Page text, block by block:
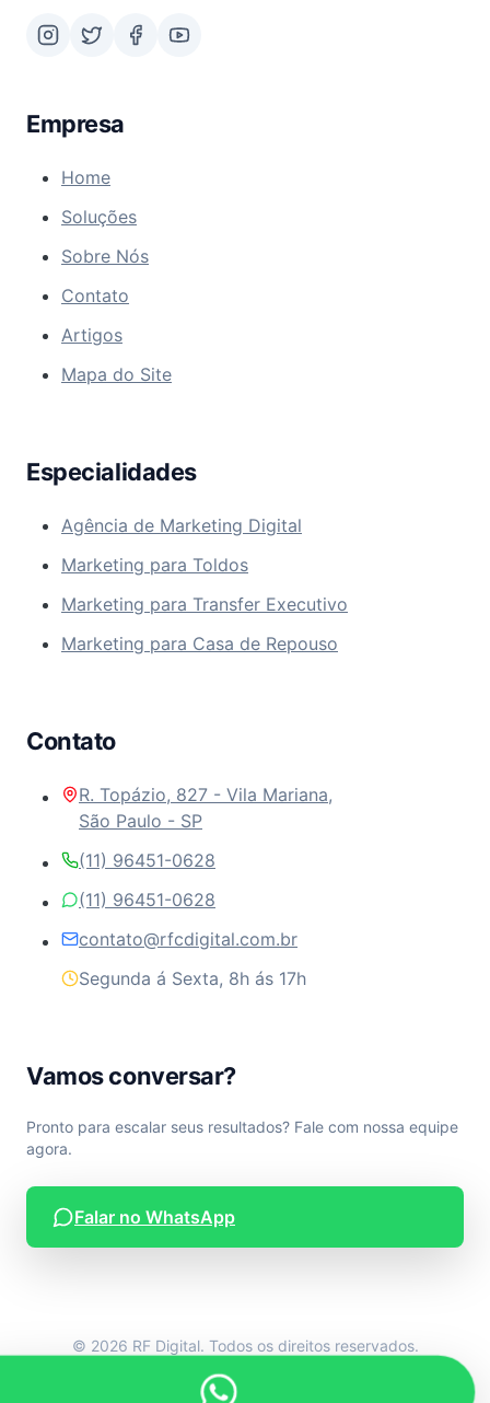
Empresa
Home
Soluções
Sobre Nós
Contato
Artigos
Mapa do Site
Especialidades
Agência de Marketing Digital
Marketing para Toldos
Marketing para Transfer Executivo
Marketing para Casa de Repouso
Contato
R. Topázio, 827 - Vila Mariana,
São Paulo - SP
(11) 96451-0628
(11) 96451-0628
contato@rfcdigital.com.br
Segunda á Sexta, 8h ás 17h
Vamos conversar?
Pronto para escalar seus resultados? Fale com nossa equipe
agora.
Falar no WhatsApp
© 2026 RF Digital. Todos os direitos reservados.